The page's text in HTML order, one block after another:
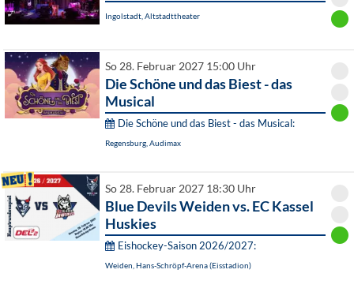
Ingolstadt, Altstadttheater
So 28. Februar 2027 15:00 Uhr
Die Schöne und das Biest - das
Musical
Die Schöne und das Biest - das Musical:
Regensburg, Audimax
So 28. Februar 2027 18:30 Uhr
Blue Devils Weiden vs. EC Kassel
Huskies
Eishockey-Saison 2026/2027:
Weiden, Hans-Schröpf-Arena (Eisstadion)